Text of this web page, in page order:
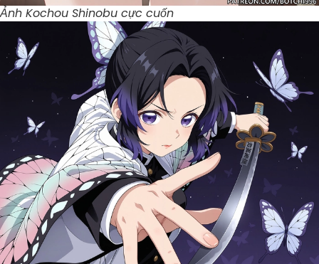
Ảnh Kochou Shinobu cực cuốn